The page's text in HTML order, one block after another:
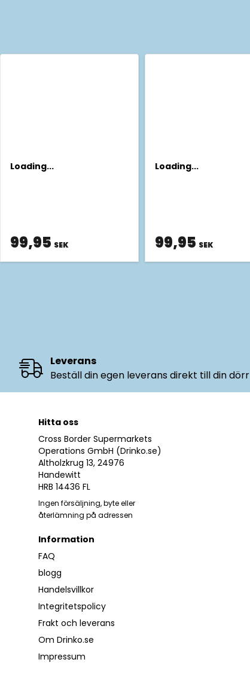
Loading...
99,95 SEK
Loading...
99,95 SEK
Leverans
Beställ din egen leverans direkt till din dörr
Hitta oss
Cross Border Supermarkets
Operations GmbH (Drinko.se)
Altholzkrug 13, 24976
Handewitt
HRB 14436 FL
Ingen försäljning, byte eller
återlämning på adressen
Information
FAQ
blogg
Handelsvillkor
Integritetspolicy
Frakt och leverans
Om Drinko.se
Impressum